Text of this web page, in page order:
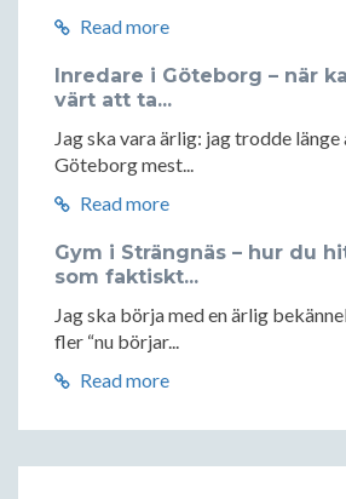
Read more
Inredare i Göteborg – när
värt att ta...
Jag ska vara ärlig: jag trodde
Göteborg mest...
Read more
Gym i Strängnäs – hur du
som faktiskt...
Jag ska börja med en ärlig
fler “nu börjar...
Read more